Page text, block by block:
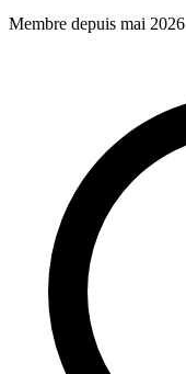
Membre depuis mai 2026